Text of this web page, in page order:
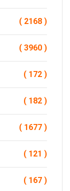
( 2168 )
( 3960 )
( 172 )
( 182 )
( 1677 )
( 121 )
( 167 )